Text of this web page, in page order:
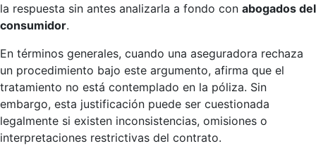
la respuesta sin antes analizarla a fondo con abogados del
consumidor.
En términos generales, cuando una aseguradora rechaza
un procedimiento bajo este argumento, afirma que el
tratamiento no está contemplado en la póliza. Sin
embargo, esta justificación puede ser cuestionada
legalmente si existen inconsistencias, omisiones o
interpretaciones restrictivas del contrato.